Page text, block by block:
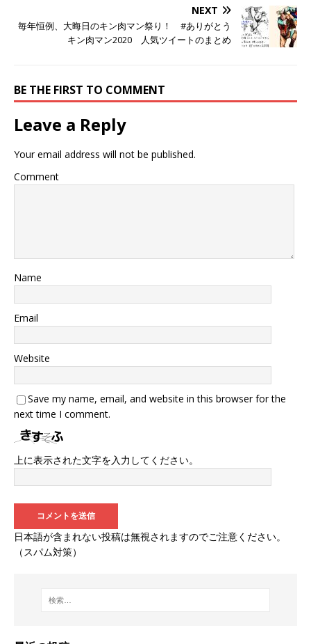
NEXT
毎年恒例、大晦日のキン肉マン祭り！ #ありがとう
キン肉マン2020 人気ツイートのまとめ
BE THE FIRST TO COMMENT
Leave a Reply
Your email address will not be published.
Comment
Name
Email
Website
Save my name, email, and website in this browser for the
next time I comment.
上に表示された文字を入力してください。
日本語が含まれない投稿は無視されますのでご注意ください。
（スパム対策）